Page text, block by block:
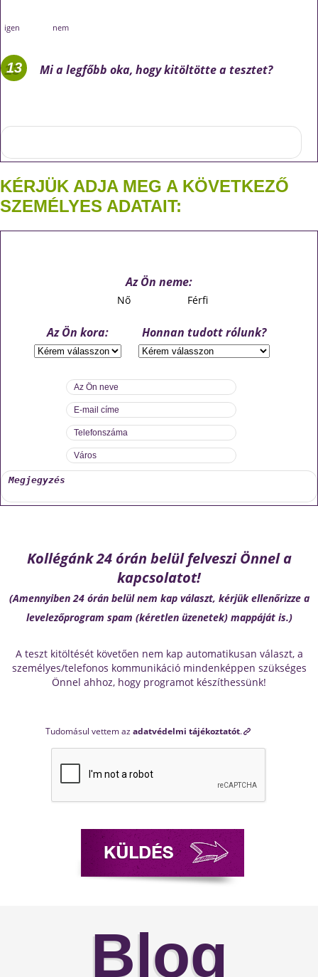
igen nem
Mi a legfőbb oka, hogy kitöltötte a tesztet?
KÉRJÜK ADJA MEG A KÖVETKEZŐ
SZEMÉLYES ADATAIT:
Az Ön neme:
Nő Férfi
Az Ön kora: Honnan tudott rólunk?
Kollégánk 24 órán belül felveszi Önnel a
kapcsolatot!
(Amennyiben 24 órán belül nem kap választ, kérjük ellenőrizze a
levelezőprogram spam (kéretlen üzenetek) mappáját is.)
A teszt kitöltését követően nem kap automatikusan választ, a
személyes/telefonos kommunikáció mindenképpen szükséges
Önnel ahhoz, hogy programot készíthessünk!
Tudomásul vettem azadatvédelmi tájékoztatót.
Blog